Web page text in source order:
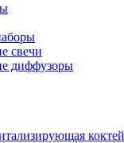
свечи
диффузоры